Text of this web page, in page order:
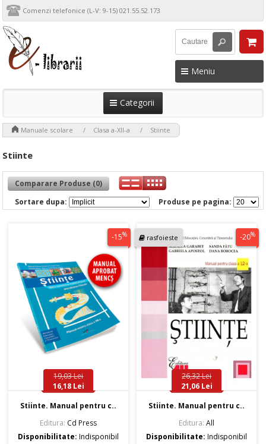
Comenzi telefonice (L-V: 9-15) 021.55.52.173
Meniu
Categorii
Manuale scolare Clasa a-XII-a Stiinte
Stiinte
Comparare Produse (0)
Produse pe pagina:
Sortare dupa:
-15%
19,03 Lei
16,18 Lei
Stiinte. Manual pentru c..
Editura: Cd Press
Disponibilitate:Indisponibil
rasfoieste -20%
26,32 Lei
21,06 Lei
Stiinte. Manual pentru c..
Editura: All
Disponibilitate:Indisponibil